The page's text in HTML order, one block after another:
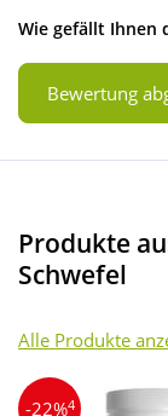
Wie gefällt Ihnen
Bewertung
Produkte
Schwefel
Alle Produkte
-22%4